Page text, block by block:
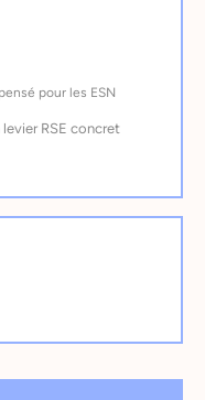
pour les ESN
RSE concret